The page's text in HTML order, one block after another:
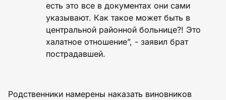
есть это все в документах они сами
указывают. Как такое может быть в
центральной районной больнице?! Это
халатное отношение”, - заявил брат
пострадавшей.
Родственники намерены наказать виновников